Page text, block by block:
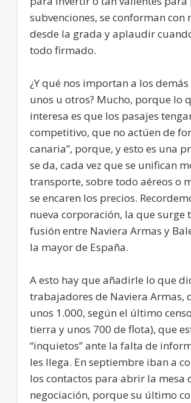
subvenciones, se conforman con
desde la grada y aplaudir
todo firmado.
¿Y qué nos importan a los
unos u otros? Mucho, porque lo
interesa es que los pasajes
competitivo, que no actúen de
canaria”, porque, y esto es una
se da, cada vez que se unifican
transporte, sobre todo aéreos o
se encaren los precios.
nueva corporación, la que surge
fusión entre Naviera Armas y
la mayor de España.
A esto hay que añadirle lo que
trabajadores de Naviera Armas,
unos 1.000, según el último
tierra y unos 700 de flota), que
“inquietos” ante la falta de
les llega. En septiembre iban a
los contactos para abrir la mesa
negociación, porque su último